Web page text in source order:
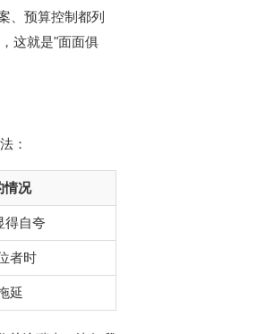
、预算控制都列
这就是"面面俱
：
情况
得自夸
者时
延